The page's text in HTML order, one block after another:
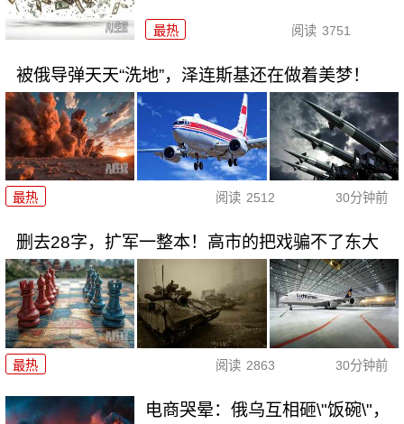
最热 阅读 3751
被俄导弹天天“洗地”，泽连斯基还在做着美梦！
最热 阅读 2512 30分钟前
删去28字，扩军一整本！高市的把戏骗不了东大
最热 阅读 2863 30分钟前
电商哭晕：俄乌互相砸\"饭碗\"，